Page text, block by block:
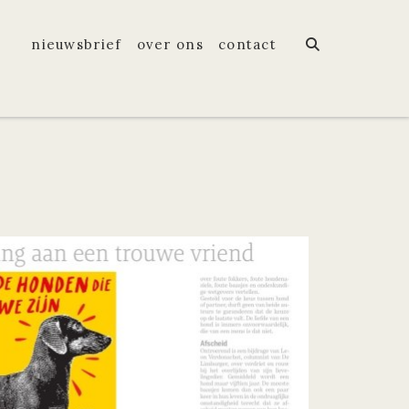
nieuwsbrief over ons contact